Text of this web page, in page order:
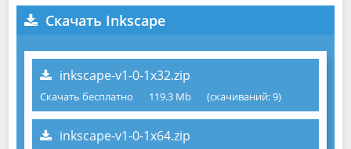
Скачать Inkscape
inkscape-v1-0-1x32.zip
Скачать бесплатно 119.3 Mb (cкачиваний: 9)
inkscape-v1-0-1x64.zip